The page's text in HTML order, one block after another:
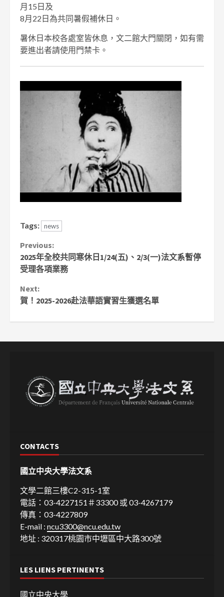
月15日及
8月22日為共同暑假補休日。
暑休日本校各處室皆休息，文二館大門關閉，如有需
要進出者請使用門禁卡。
Tags: news
Continue
Reading
Previous:
2025年全校共同寒休日1/24(五)、2/3(一)法文系暫停
受理各項業務
Next:
賀！2025-2026赴法華語實習生獲選名單
CONTACTS
國立中央大學法文系
文學二館三樓C2-315-1室
電話：03-4227151＃33300 或 03-4267179
傳真：03-4227809
E-mail : ncu3300@ncu.edu.tw
地址 : 320317桃園市中壢區中大路300號
LES LIENS PERTINENTS
國立中央大學